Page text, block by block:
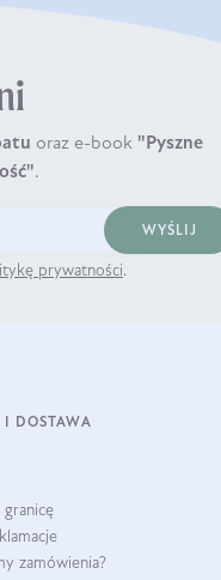
oraz e-book "Pyszne
.
WYŚLIJ
prywatności.
I DOSTAWA
granicę
zamówienia?